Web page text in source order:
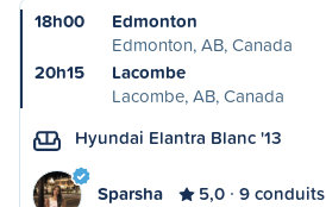
18h00
Edmonton
Edmonton, AB, Canada
20h15
Lacombe
Lacombe, AB, Canada
Hyundai Elantra Blanc '13
Sparsha 5,0 9 conduits